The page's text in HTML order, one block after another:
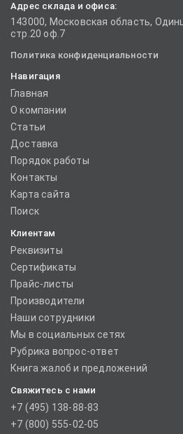
Адрес склада и офиса:
143000, Московская область,
стр.20 оф.7
Политика конфиденциальности
Навигация
Главная
О компании
Статьи
Доставка
Порядок работы
Контакты
Карта сайта
Поиск
Клиентам
Реквизиты
Сертификаты
Прайс-листы
Производители
Наши сотрудники
Мы в социальных сетях
Рубрика вопрос-ответ
Книга жалоб и предложений
Свяжитесь с нами
+7 (495) 138-88-83
+7 (800) 555-02-05